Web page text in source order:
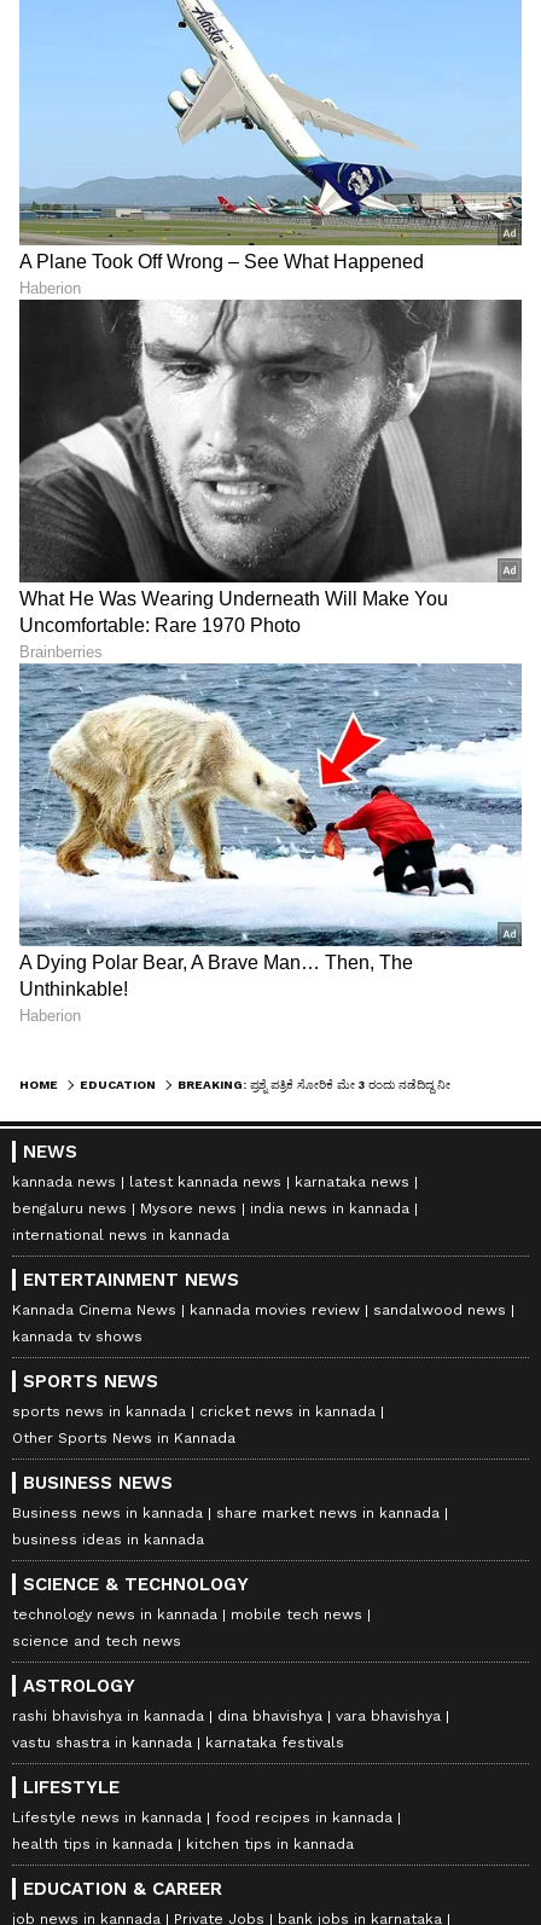
HOME EDUCATION
NEWS
kannada news latest kannada news
karnataka news
bengaluru news
Mysore news
india news in kannada
international news in kannada
ENTERTAINMENT NEWS
Kannada Cinema News kannada movies review
sandalwood news
kannada tv shows
SPORTS NEWS
sports news in kannada
cricket news in kannada
Other Sports News in Kannada
BUSINESS NEWS
Business news in kannada
share market news in kannada
business ideas in kannada
SCIENCE & TECHNOLOGY
technology news in kannada
mobile tech news
science and tech news
ASTROLOGY
rashi bhavishya in kannada dina bhavishya
vara bhavishya
vastu shastra in kannada
karnataka festivals
LIFESTYLE
Lifestyle news in kannada
food recipes in kannada
health tips in kannada
kitchen tips in kannada
EDUCATION & CAREER
job news in kannada Private Jobs bank jobs in karnataka